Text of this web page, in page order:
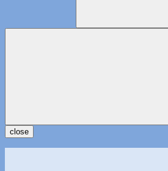
close